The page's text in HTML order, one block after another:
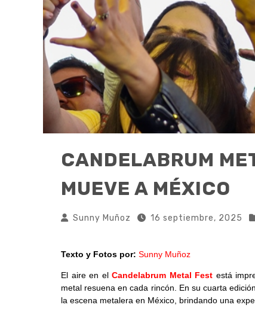
CANDELABRUM
MUEVE A MÉXICO
Sunny Muñoz 16 septiembre, 2025
Texto y Fotos por: Sunny Muñoz
El aire en elCandelabrum Metal Fest está
metal resuena en cada rincón. En su cuarta
la escena metalera en México, brindando una